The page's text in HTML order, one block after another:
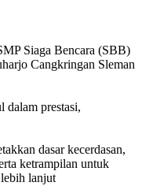
Siaga Bencara (SBB)
Cangkringan Sleman
dalam prestasi,
dasar kecerdasan,
ketrampilan untuk
lanjut